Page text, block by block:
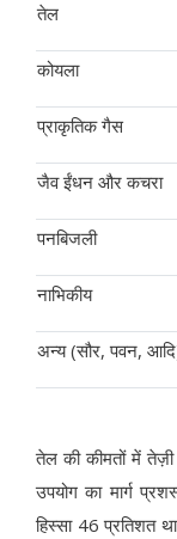
तेल
कोयला
प्राकृतिक गैस
जैव ईंधन और कचरा
पनबिजली
नाभिकीय
अन्य (सौर, पवन,
तेल की कीमतों में
उपयोग का मार्ग
हिस्सा 46 प्रतिशत